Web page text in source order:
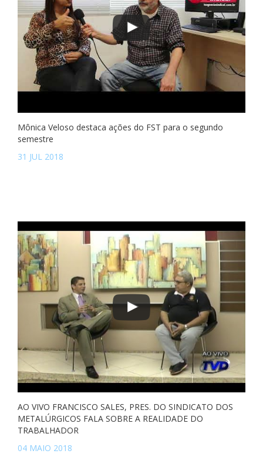
Mônica Veloso destaca ações do FST para o segundo
semestre
31 JUL 2018
AO VIVO FRANCISCO SALES, PRES. DO SINDICATO DOS
METALÚRGICOS FALA SOBRE A REALIDADE DO
TRABALHADOR
04 MAIO 2018